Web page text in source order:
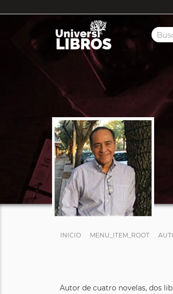
INICIO MENU_ITEM_ROOT
Autor de cuatro novelas, dos